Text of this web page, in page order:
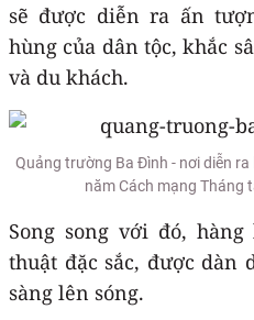
sẽ được diễn ra ấn
hùng của dân tộc, khắc
và du khách.
Quảng trường Ba Đình - nơi diễn ra
năm Cách mạng Tháng
Song song với đó,
thuật đặc sắc, được dàn
sàng lên sóng.